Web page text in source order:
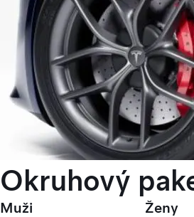
Okruhový
Muži Ženy